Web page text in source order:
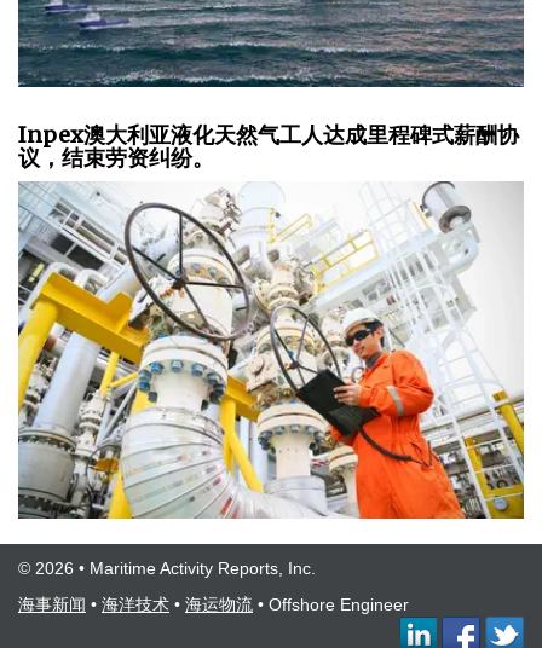
Inpex澳大利亚液化天然气工人达成里程碑式薪酬协
议，结束劳资纠纷。
© 2026 • Maritime Activity Reports, Inc.
海事新闻 • 海洋技术 • 海运物流 • Offshore Engineer